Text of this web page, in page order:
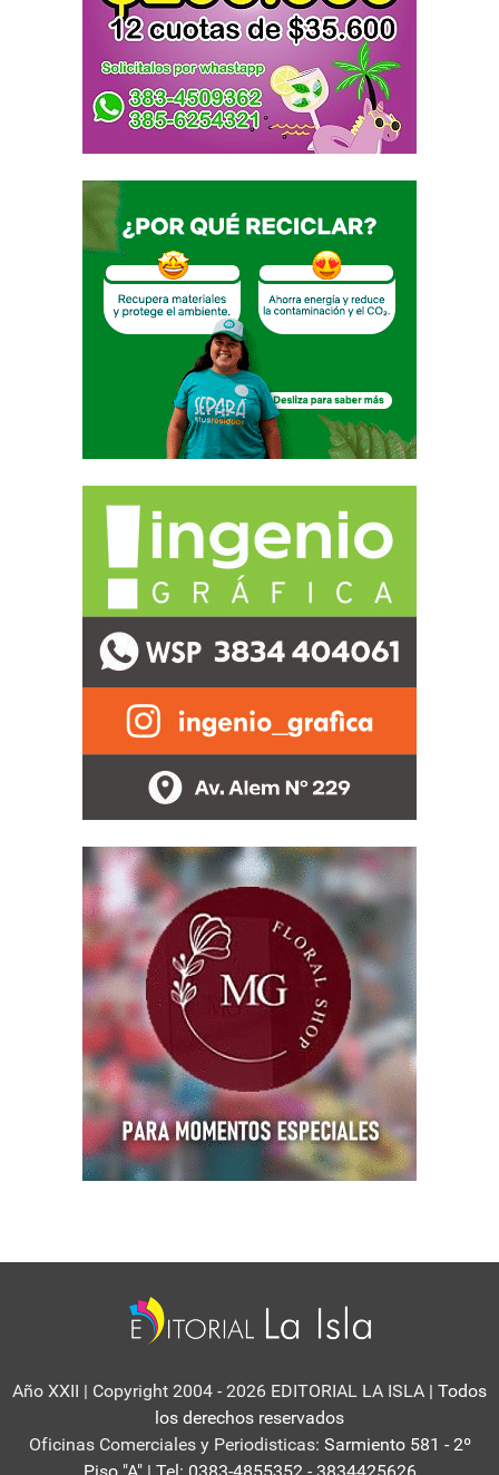
Año XXII | Copyright 2004 - 2026 EDITORIAL LA ISLA | Todos
los derechos reservados
Oficinas Comerciales y Periodisticas: Sarmiento 581 - 2º
Piso "A" | Tel: 0383-4855352 - 3834425626